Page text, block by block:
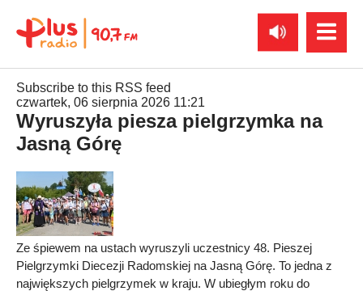
Subscribe to this RSS feed
czwartek, 06 sierpnia 2026 11:21
Wyruszyła piesza pielgrzymka na
Jasną Górę
Ze śpiewem na ustach wyruszyli uczestnicy 48. Pieszej
Pielgrzymki Diecezji Radomskiej na Jasną Górę. To jedna z
największych pielgrzymek w kraju. W ubiegłym roku do